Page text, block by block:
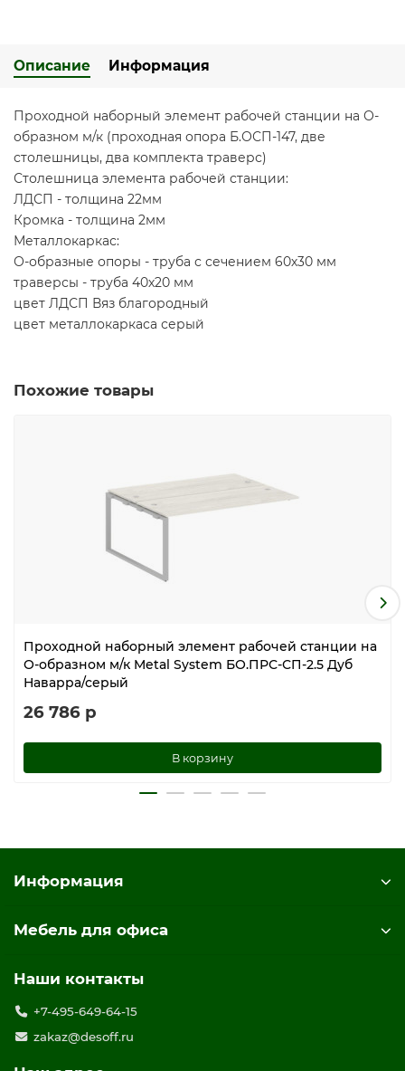
Описание Информация
Проходной наборный элемент рабочей станции на О-
образном м/к (проходная опора Б.ОСП-147, две
столешницы, два комплекта траверс)
Столешница элемента рабочей станции:
ЛДСП - толщина 22мм
Кромка - толщина 2мм
Металлокаркас:
О-образные опоры - труба с сечением 60х30 мм
траверсы - труба 40х20 мм
цвет ЛДСП Вяз благородный
цвет металлокаркаса серый
Похожие товары
Проходной наборный элемент рабочей станции на
О-образном м/к Metal System БО.ПРС-СП-2.5 Дуб
Наварра/серый
26 786 р
В корзину
Информация
Мебель для офиса
Наши контакты
+7-495-649-64-15
zakaz@desoff.ru